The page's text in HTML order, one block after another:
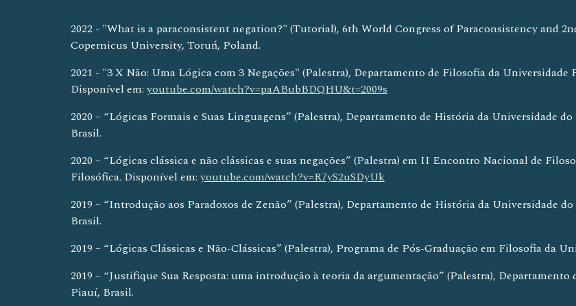
2022 - "What is a paraconsistent negation?" (Tutorial), 6th World Congress of Paraconsistency and
Copernicus University, Toruń, Poland.
2021 - "3 X Não: Uma Lógica com 3 Negações" (Palestra), Departamento de Filosofia da
Disponível em: youtube.com/watch?v=paABubBDQHU&t=2009s
2020 – “Lógicas Formais e Suas Linguagens” (Palestra), Departamento de História da Universidade do
Brasil.
2020 – “Lógicas clássica e não clássicas e suas negações” (Palestra) em II Encontro Nacional de
Filosófica. Disponível em: youtube.com/watch?v=R7yS2uSDyUk
2019 – “Introdução aos Paradoxos de Zenão” (Palestra), Departamento de História da Universidade do
Brasil.
2019 – “Lógicas Clássicas e Não-Clássicas” (Palestra), Programa de Pós-Graduação em Filosofia da
2019 – “Justifique Sua Resposta: uma introdução à teoria da argumentação” (Palestra),
Piauí, Brasil.